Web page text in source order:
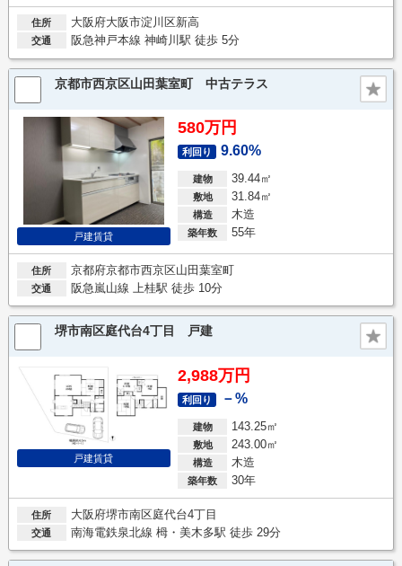
住所 大阪府大阪市淀川区新高
交通 阪急神戸本線 神崎川駅 徒歩 5分
京都市西京区山田葉室町 中古テラス
戸建賃貸
580万円
利回り 9.60%
建物 39.44㎡
敷地 31.84㎡
構造 木造
築年数 55年
住所 京都府京都市西京区山田葉室町
交通 阪急嵐山線 上桂駅 徒歩 10分
堺市南区庭代台4丁目 戸建
戸建賃貸
2,988万円
利回り －%
建物 143.25㎡
敷地 243.00㎡
構造 木造
築年数 30年
住所 大阪府堺市南区庭代台4丁目
交通 南海電鉄泉北線 栂・美木多駅 徒歩 29分